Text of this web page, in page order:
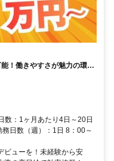
！働きやすさが魅力の環境
円可能！日払いもOK！】
・短期もOK！あなたのラ
未経験者大歓迎！年代幅広
数：1ヶ月あたり4日～20日
日数（週）：1日 8：00～
ビューを！未経験から安